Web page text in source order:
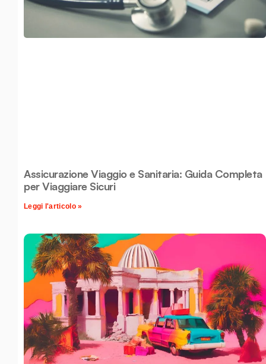
Assicurazione Viaggio e Sanitaria: Guida Completa
per Viaggiare Sicuri
Leggi l'articolo »